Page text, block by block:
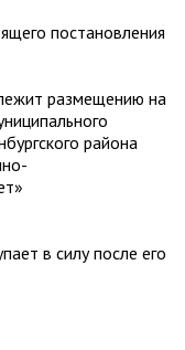
постановления
размещению на
района
в силу после его